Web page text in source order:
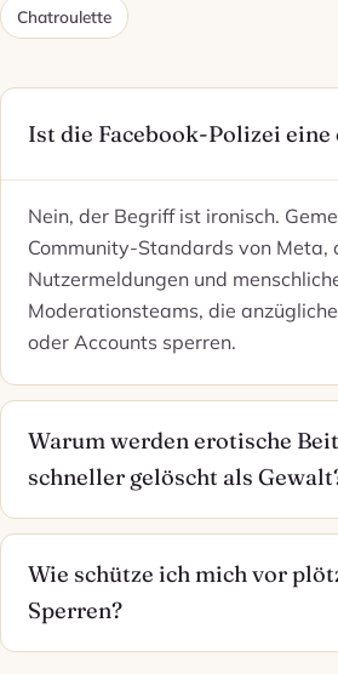
Chatroulette
Ist die Facebook-Polizei eine
Nein, der Begriff ist ironisch.
Community-Standards von Meta,
Nutzermeldungen und
Moderationsteams, die
oder Accounts sperren.
Warum werden erotische
schneller gelöscht als
Wie schütze ich mich vor
Sperren?